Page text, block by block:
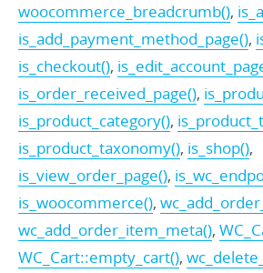
woocommerce_breadcrumb(),
is_add_payment_method_page(),
is_checkout(),
is_order_received_page(),
is_product_category(),
is_product_taxonomy(), is_shop(),
is_view_order_page(),
is_woocommerce(),
wc_add_order_item_meta(),
WC_Cart::empty_cart(),